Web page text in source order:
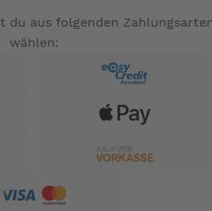
du aus folgenden
wählen: